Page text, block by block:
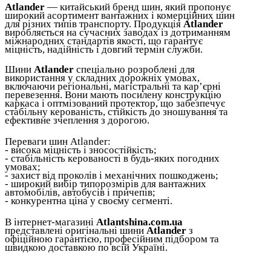
Atlander — китайський бренд шин, який пропонує
широкий асортимент вантажних і комерційних шин
для різних типів транспорту. Продукція Atlander
виробляється на сучасних заводах із дотриманням
міжнародних стандартів якості, що гарантує
міцність, надійність і довгий термін служби.
Шини Atlander спеціально розроблені для
використання у складних дорожніх умовах,
включаючи регіональні, магістральні та кар’єрні
перевезення. Вони мають посилену конструкцію
каркаса і оптмізований протектор, що забезпечує
стабільну керованість, стійкість до зношування та
ефективне зчеплення з дорогою.
Переваги шин Atlander:
- висока міцність і зносостійкість;
- стабільність керованості в будь-яких погодних
умовах;
- захист від проколів і механічних пошкоджень;
- широкий вибір типорозмірів для вантажних
автомобілів, автобусів і причепів;
- конкурентна ціна у своєму сегменті.
В інтернет-магазині Atlantshina.com.ua
представлені оригінальні шини Atlander з
офіційною гарантією, професійним підбором та
швидкою доставкою по всій Україні.